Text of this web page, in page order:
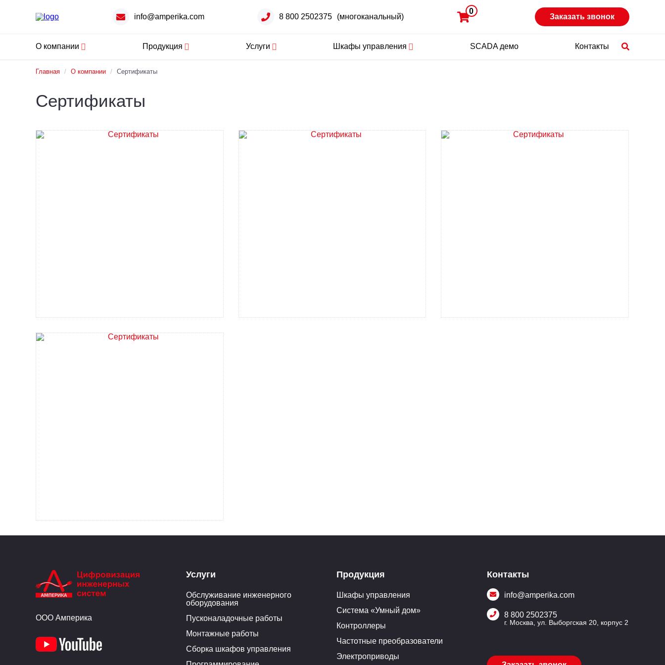
info@amperika.com 8 800 2502375 (многоканальный)
0
Заказать звонок
О компании Продукция Услуги Шкафы управления SCADA демо Контакты
Главная / О компании / Сертификаты
Сертификаты
ООО Амперика
Услуги
Обслуживание инженерного
оборудования
Пусконаладочные работы
Монтажные работы
Сборка шкафов управления
Продукция
Шкафы управления
Система «Умный дом»
Контроллеры
Частотные преобразователи
Электроприводы
Контакты
info@amperika.com
8 800 2502375
г. Москва, ул. Выборгская 20, корпус 2